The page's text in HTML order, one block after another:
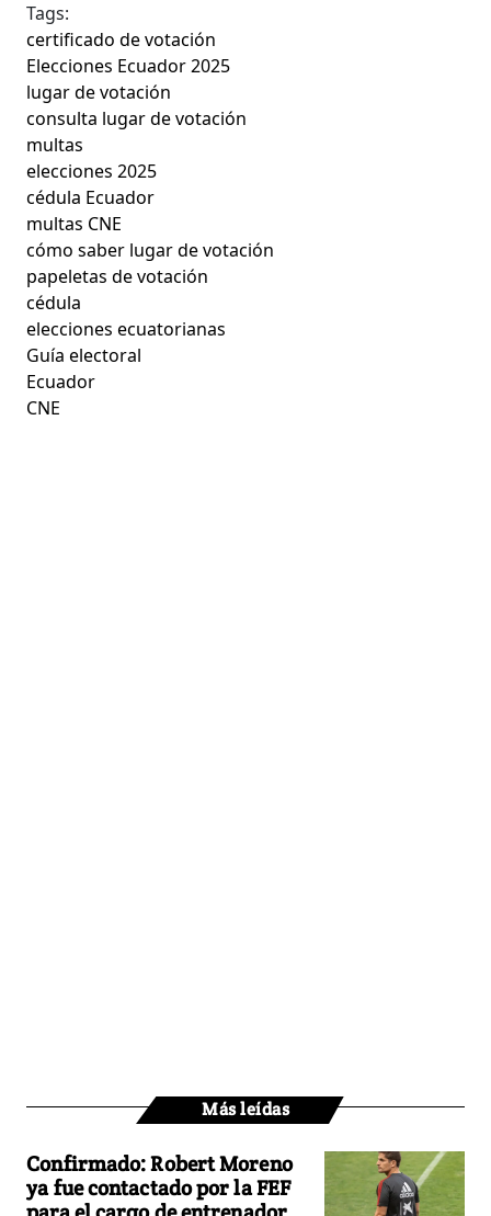
Tags:
certificado de votación
Elecciones Ecuador 2025
lugar de votación
consulta lugar de votación
multas
elecciones 2025
cédula Ecuador
multas CNE
cómo saber lugar de votación
papeletas de votación
cédula
elecciones ecuatorianas
Guía electoral
Ecuador
CNE
Más leídas
Confirmado: Robert Moreno
ya fue contactado por la FEF